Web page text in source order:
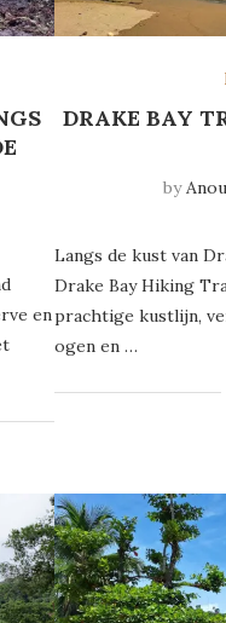
en
DRAKE BAY
by
Langs de kust van
Drake Bay Hiking
prachtige kustlijn,
ogen en …